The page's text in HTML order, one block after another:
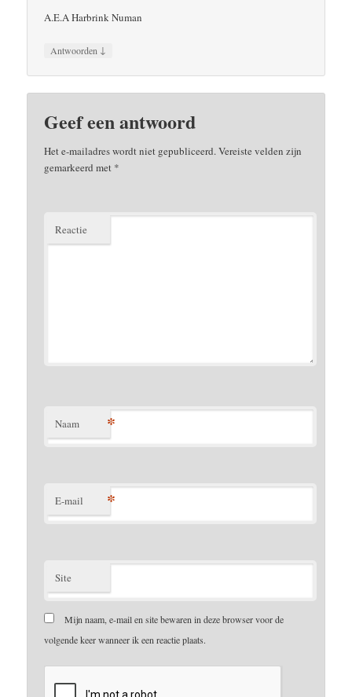
A.E.A Harbrink Numan
Antwoorden ↓
Geef een antwoord
Het e-mailadres wordt niet gepubliceerd.Vereiste velden zijn
gemarkeerd met *
Reactie
Naam *
E-mail *
Site
Mijn naam, e-mail en site bewaren in deze browser voor de
volgende keer wanneer ik een reactie plaats.